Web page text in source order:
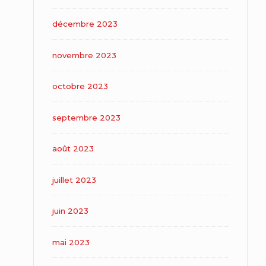
décembre 2023
novembre 2023
octobre 2023
septembre 2023
août 2023
juillet 2023
juin 2023
mai 2023